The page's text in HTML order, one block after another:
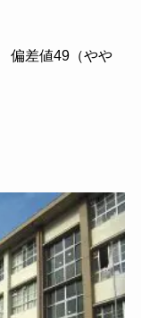
偏差値49（やや